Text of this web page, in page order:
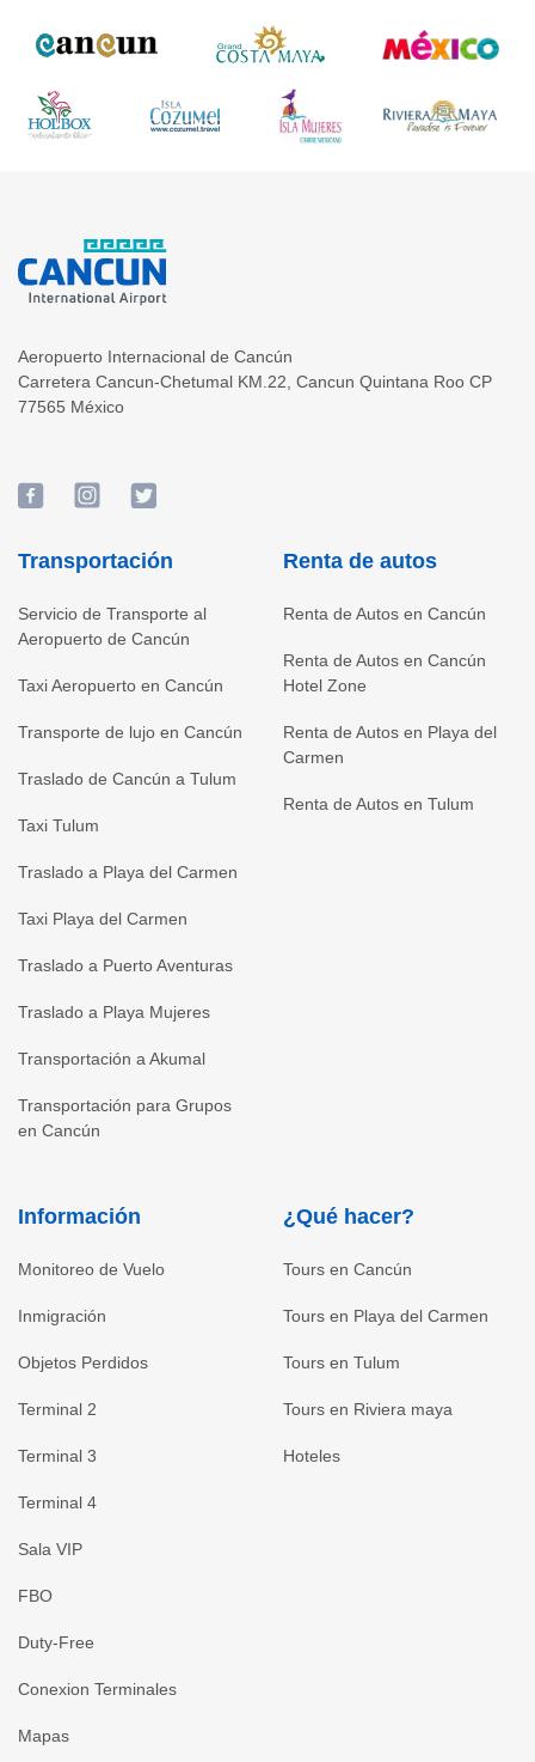
Aeropuerto Internacional de Cancún
Carretera Cancun-Chetumal KM.22 Cancun Quintana Roo CP
77565 México
Transportación
Servicio de Transporte al
Aeropuerto de Cancún
Taxi Aeropuerto en Cancún
Transporte de lujo en Cancún
Traslado de Cancún a Tulum
Taxi Tulum
Traslado a Playa del Carmen
Taxi Playa del Carmen
Traslado a Puerto Aventuras
Traslado a Playa Mujeres
Transportación a Akumal
Transportación para Grupos
en Cancún
Renta de autos
Renta de Autos en Cancún
Renta de Autos en Cancún
Hotel Zone
Renta de Autos en Playa del
Carmen
Renta de Autos en Tulum
Información
Monitoreo de Vuelo
Inmigración
Objetos Perdidos
Terminal 2
Terminal 3
Terminal 4
Sala VIP
FBO
Duty-Free
Conexion Terminales
Mapas
¿Qué hacer?
Tours en Cancún
Tours en Playa del Carmen
Tours en Tulum
Tours en Riviera maya
Hoteles